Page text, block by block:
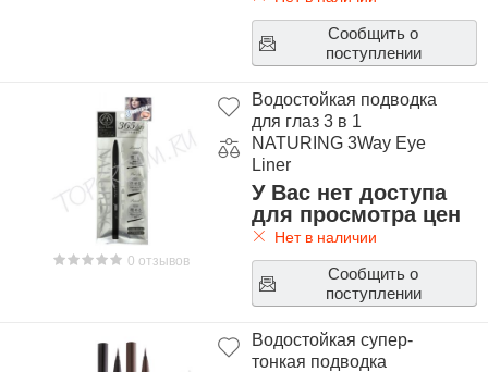
Сообщить о
поступлении
0 отзывов
Водостойкая подводка
для глаз 3 в 1
NATURING 3Way Eye
Liner
У Вас нет доступа
для просмотра цен
Нет в наличии
Сообщить о
поступлении
Водостойкая супер-
тонкая подводка